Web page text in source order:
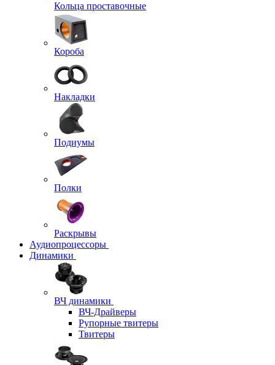
Кольца проставочные
Короба
Накладки
Подиумы
Полки
Раскрывы
Аудиопроцессоры
Динамики
ВЧ динамики
ВЧ-Драйверы
Рупорные твитеры
Твитеры